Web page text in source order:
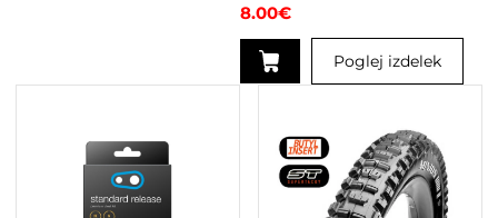
8.00€
Poglej izdelek